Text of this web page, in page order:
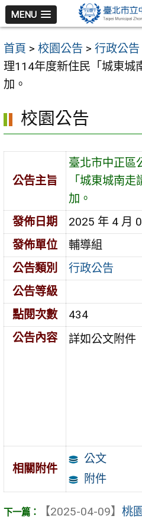
跳
至
主
要
內
區
MENU
首頁 > 校園公告 > 行政公告
理114年度新住民「城東城
加。
校園公告
公告主旨
臺北市中正區
「城東城南
加。
發佈日期
2025 年 4 月
發佈單位
輔導組
公告類別
行政公告
公告等級
點閱次數
434
公告內容
詳如公文附件
相關附件
公文
附件
【2025-04-09】 桃